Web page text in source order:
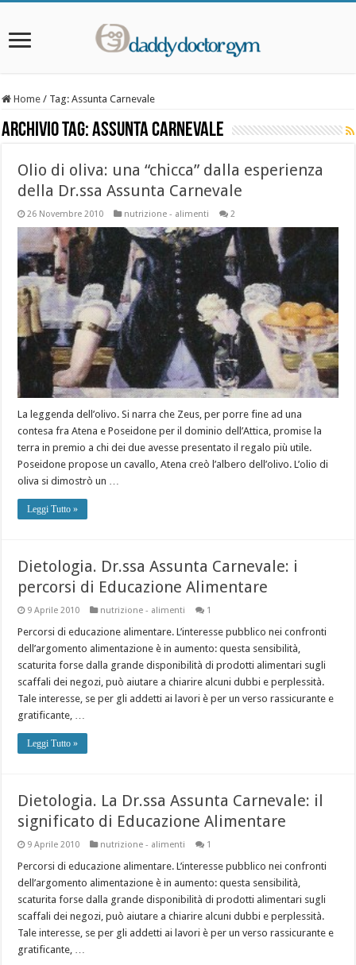
Home / Tag:Assunta Carnevale
Archivio Tag:Assunta Carnevale
Olio di oliva: una “chicca” dalla esperienza
della Dr.ssa Assunta Carnevale
26 Novembre 2010 nutrizione - alimenti 2
La leggenda dell’olivo. Si narra che Zeus, per porre fine ad una
contesa fra Atena e Poseidone per il dominio dell’Attica, promise la
terra in premio a chi dei due avesse presentato il regalo più utile.
Poseidone propose un cavallo, Atena creò l’albero dell’olivo. L’olio di
oliva si dimostrò un …
Leggi Tutto »
Dietologia. Dr.ssa Assunta Carnevale: i
percorsi di Educazione Alimentare
9 Aprile 2010 nutrizione - alimenti 1
Percorsi di educazione alimentare. L’interesse pubblico nei confronti
dell’argomento alimentazione è in aumento: questa sensibilità,
scaturita forse dalla grande disponibilità di prodotti alimentari sugli
scaffali dei negozi, può aiutare a chiarire alcuni dubbi e perplessità.
Tale interesse, se per gli addetti ai lavori è per un verso rassicurante e
gratificante, …
Leggi Tutto »
Dietologia. La Dr.ssa Assunta Carnevale: il
significato di Educazione Alimentare
9 Aprile 2010 nutrizione - alimenti 1
Percorsi di educazione alimentare. L’interesse pubblico nei confronti
dell’argomento alimentazione è in aumento: questa sensibilità,
scaturita forse dalla grande disponibilità di prodotti alimentari sugli
scaffali dei negozi, può aiutare a chiarire alcuni dubbi e perplessità.
Tale interesse, se per gli addetti ai lavori è per un verso rassicurante e
gratificante, …